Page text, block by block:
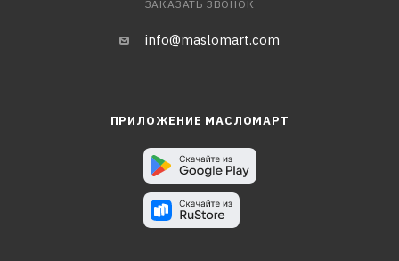
ЗАКАЗАТЬ ЗВОНОК
info@maslomart.com
ПРИЛОЖЕНИЕ МАСЛОМАРТ